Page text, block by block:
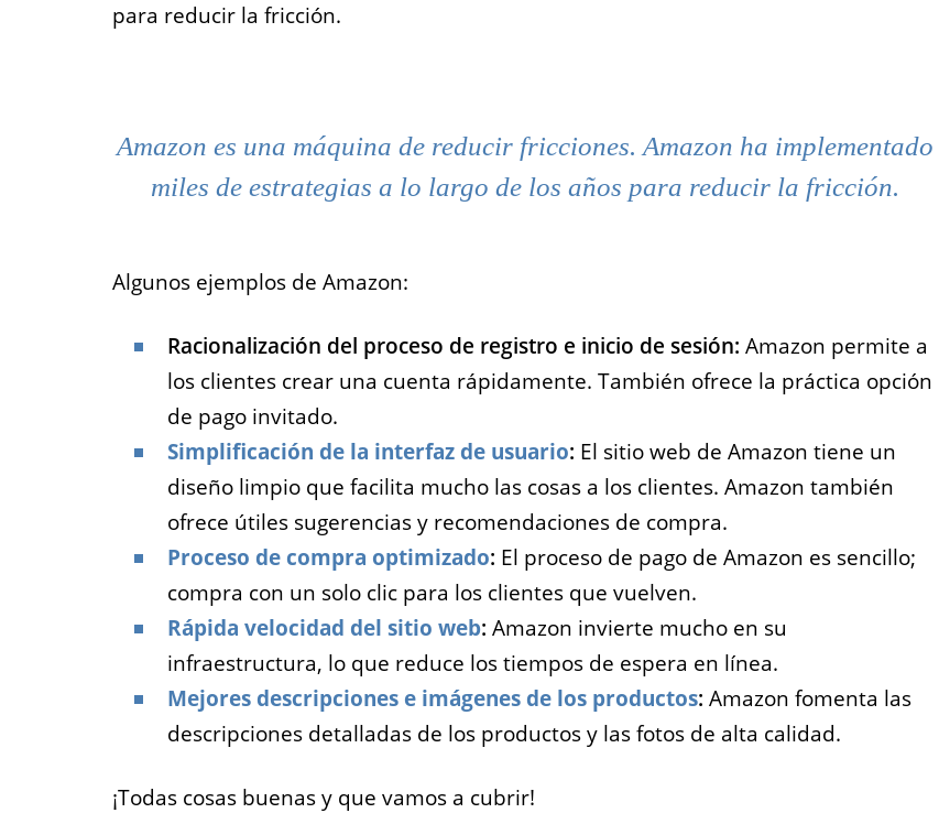
para reducir la fricción.
Amazon es una máquina de reducir fricciones. Amazon ha implementado
miles de estrategias a lo largo de los años para reducir la fricción.
Algunos ejemplos de Amazon:
Racionalización del proceso de registro e inicio de sesión: Amazon permite a
los clientes crear una cuenta rápidamente. También ofrece la práctica opción
de pago invitado.
Simplificación de la interfaz de usuario: El sitio web de Amazon tiene un
diseño limpio que facilita mucho las cosas a los clientes. Amazon también
ofrece útiles sugerencias y recomendaciones de compra.
Proceso de compra optimizado: El proceso de pago de Amazon es sencillo;
compra con un solo clic para los clientes que vuelven.
Rápida velocidad del sitio web: Amazon invierte mucho en su
infraestructura, lo que reduce los tiempos de espera en línea.
Mejores descripciones e imágenes de los productos: Amazon fomenta las
descripciones detalladas de los productos y las fotos de alta calidad.
¡Todas cosas buenas y que vamos a cubrir!